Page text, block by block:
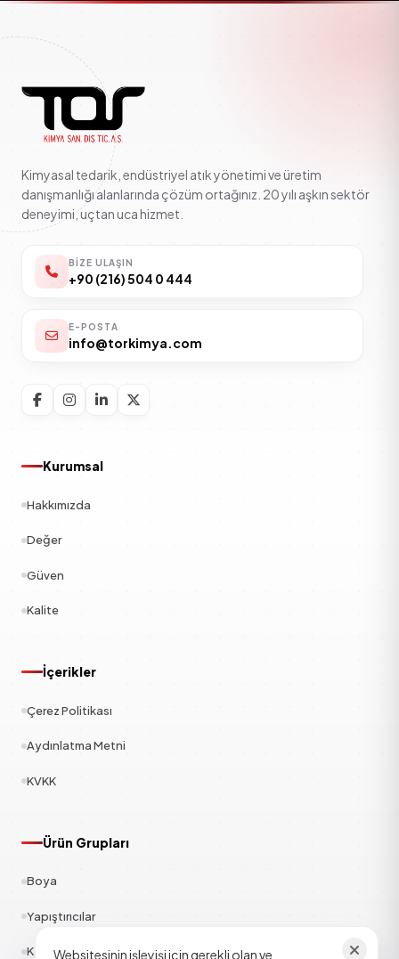
Kimyasal tedarik, endüstriyel atık yönetimi ve üretim
danışmanlığı alanlarında çözüm ortağınız. 20 yılı aşkın sektör
deneyimi, uçtan uca hizmet.
BIZE ULAŞIN
+90 (216) 504 0 444
E-POSTA
info@torkimya.com
Kurumsal
Hakkımızda
Değer
Güven
Kalite
İçerikler
Çerez Politikası
Aydınlatma Metni
KVKK
Ürün Grupları
Boya
Yapıştırıcılar
KauçukWebsitesinin işleyişi için gerekli olan ve